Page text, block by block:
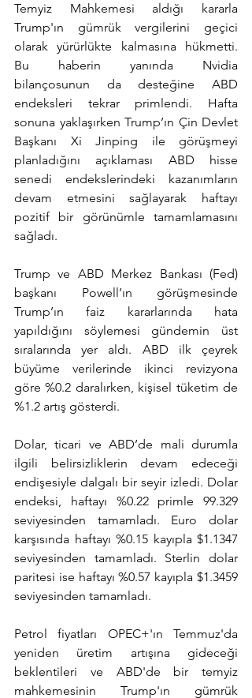
Temyiz Mahkemesi aldığı kararla
Trump'ın gümrük vergilerini geçici
olarak yürürlükte kalmasına hükmetti.
Bu haberin yanında Nvidia
bilançosunun da desteğine ABD
endeksleri tekrar primlendi. Hafta
sonuna yaklaşırken Trump’ın Çin Devlet
Başkanı Xi Jinping ile görüşmeyi
planladığını açıklaması ABD hisse
senedi endekslerindeki kazanımların
devam etmesini sağlayarak haftayı
pozitif bir görünümle tamamlamasını
sağladı.
Trump ve ABD Merkez Bankası (Fed)
başkanı Powell’ın görüşmesinde
Trump’ın faiz kararlarında hata
yapıldığını söylemesi gündemin üst
sıralarında yer aldı. ABD ilk çeyrek
büyüme verilerinde ikinci revizyona
göre %0.2 daralırken, kişisel tüketim de
%1.2 artış gösterdi.
Dolar, ticari ve ABD’de mali durumla
ilgili belirsizliklerin devam edeceği
endişesiyle dalgalı bir seyir izledi. Dolar
endeksi, haftayı %0.22 primle 99.329
seviyesinden tamamladı. Euro dolar
karşısında haftayı %0.15 kayıpla $1.1347
seviyesinden tamamladı. Sterlin dolar
paritesi ise haftayı %0.57 kayıpla $1.3459
seviyesinden tamamladı.
Petrol fiyatları OPEC+'ın Temmuz'da
yeniden üretim artışına gideceği
beklentileri ve ABD'de bir temyiz
mahkemesinin Trump'ın gümrük